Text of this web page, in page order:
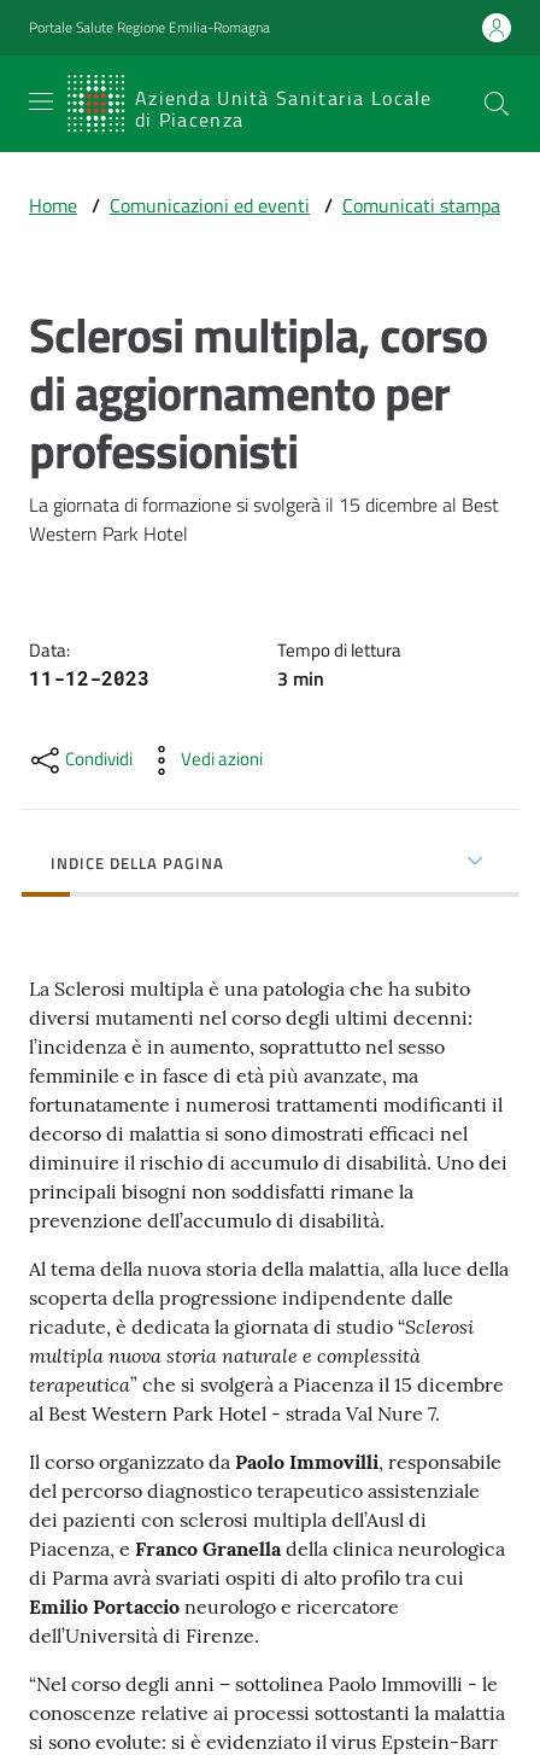
Vai al contenuto
Vai alla navigazione
Vai al footer
Portale Salute Regione Emilia-Romagna
Azienda Unità Sanitaria Locale
di Piacenza
SERVIZIO
SANITARIO
Emilia-
Sanitaria Locale
di Piacenza
Prestazioni
e
percorsi
di
cura
Come
fare
Strutture
territorio
a
Piacenza
Costruiamo
Salute
Novità
Scuole
Imprese
Seguici
su
Home / Comunicazioni ed eventi / Comunicati stampa
Salta al contenuto
Sclerosi multipla, corso
di aggiornamento per
professionisti
La giornata di formazione si svolgerà il 15 dicembre al Best
Western Park Hotel
Data:
11-12-2023
Tempo di lettura
3 min
Condividi Vedi azioni
INDICE DELLA PAGINA
La Sclerosi multipla è una patologia che ha subito
diversi mutamenti nel corso degli ultimi decenni:
l’incidenza è in aumento, soprattutto nel sesso
femminile e in fasce di età più avanzate, ma
fortunatamente i numerosi trattamenti modificanti il
decorso di malattia si sono dimostrati efficaci nel
diminuire il rischio di accumulo di disabilità. Uno dei
principali bisogni non soddisfatti rimane la
prevenzione dell’accumulo di disabilità.
Al tema della nuova storia della malattia, alla luce della
scoperta della progressione indipendente dalle
ricadute, è dedicata la giornata di studio “Sclerosi
multipla nuova storia naturale e complessità
terapeutica” che si svolgerà a Piacenza il 15 dicembre
al Best Western Park Hotel - strada Val Nure 7.
Il corso organizzato da Paolo Immovilli, responsabile
del percorso diagnostico terapeutico assistenziale
dei pazienti con sclerosi multipla dell’Ausl di
Piacenza, e Franco Granelladella clinica neurologica
di Parma avrà svariati ospiti di alto profilo tra cui
Emilio Portaccio neurologo e ricercatore
dell’Università di Firenze.
“Nel corso degli anni – sottolinea Paolo Immovilli - le
conoscenze relative ai processi sottostanti la malattia
si sono evolute: si è evidenziato il virus Epstein-Barr